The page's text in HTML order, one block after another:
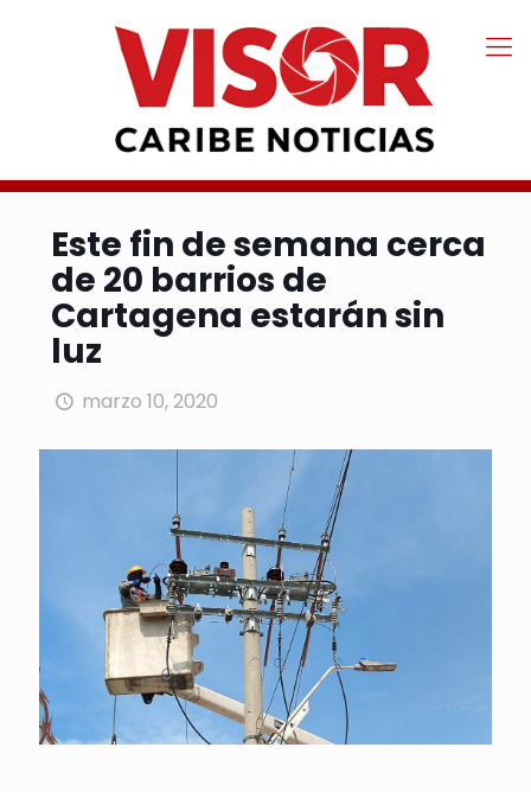
Este fin de semana cerca
de 20 barrios de
Cartagena estarán sin
luz
marzo 10, 2020